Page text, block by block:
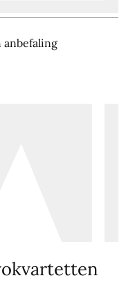
anbefaling